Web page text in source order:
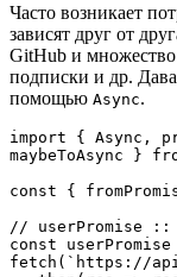
Часто возникает
зависят друг от
GitHub и
подписки и др.
помощью Async.
import { Async,
maybeToAsync }
const {
// userPromise ::
const
fetch(`https://